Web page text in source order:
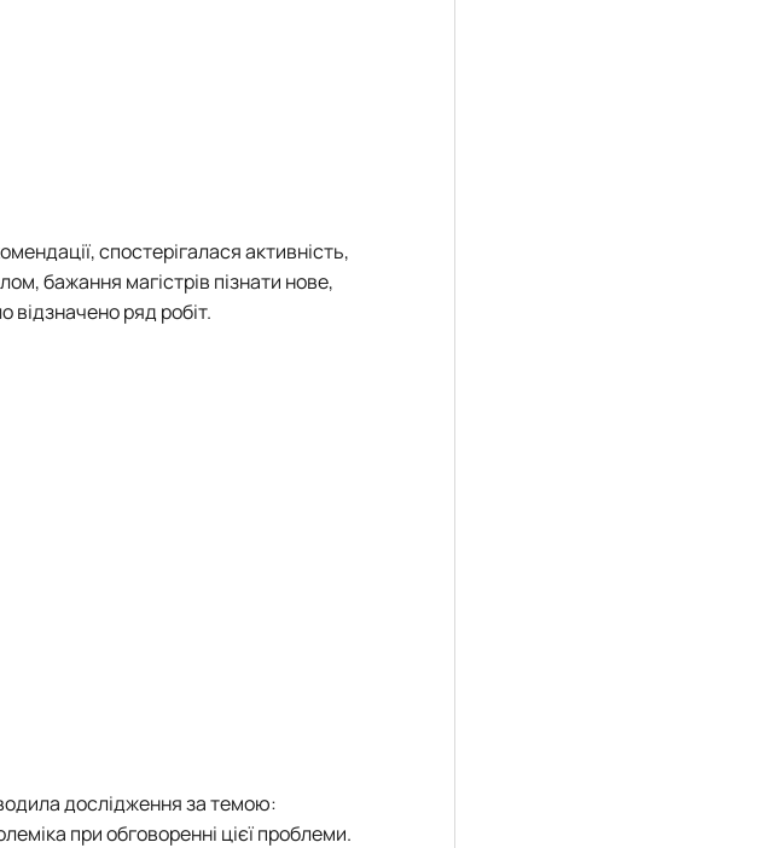
спостерігалася активність,
бажання магістрів пізнати нове,
відзначено ряд робіт.
дослідження за темою:
при обговоренні цієї проблеми.